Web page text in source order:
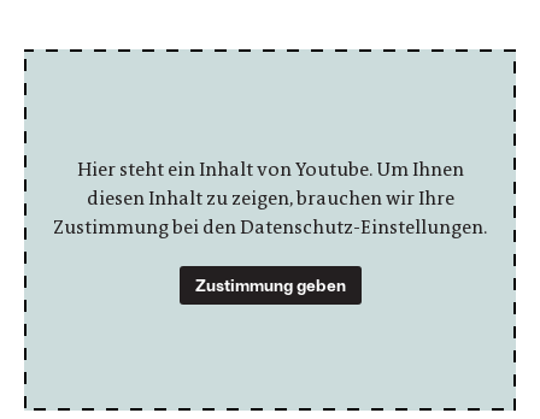
Hier steht ein Inhalt von Youtube. Um Ihnen
diesen Inhalt zu zeigen, brauchen wir Ihre
Zustimmung bei den Datenschutz-Einstellungen.
Zustimmung geben